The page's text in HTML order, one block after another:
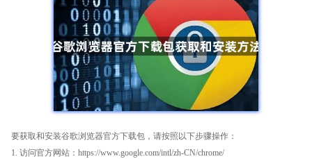
要获取和安装谷歌浏览器官方下载包，请按照以下步骤操作：
1. 访问官方网站：https://www.google.com/intl/zh-CN/chrome/